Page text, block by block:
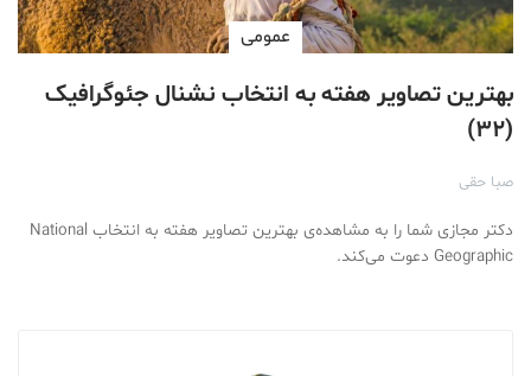
عمومی
بهترین تصاویر هفته به انتخاب نشنال جئوگرافیک
(۳۲)
صبا حقی
دکتر مجازی شما را به مشاهده‌ی بهترین تصاویر هفته به انتخاب National
Geographic دعوت می‌کند.